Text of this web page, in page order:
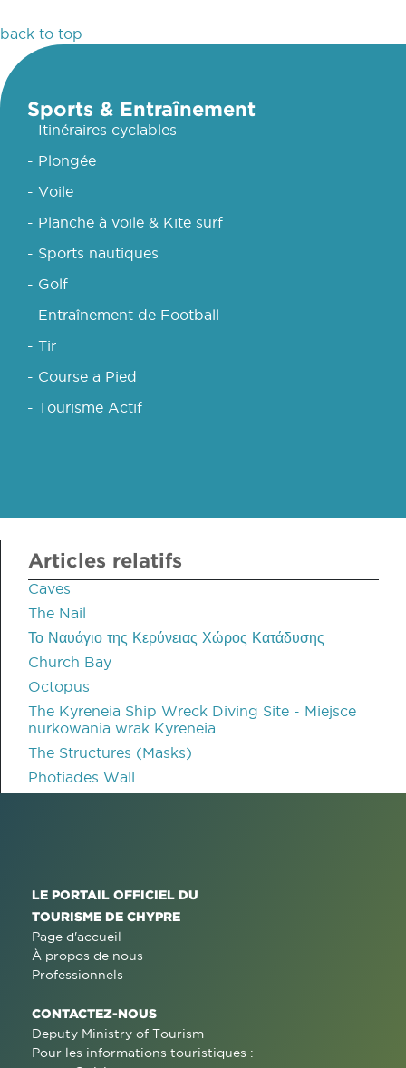
back to top
Sports & Entraînement
- Itinéraires cyclables
- Plongée
- Voile
- Planche à voile & Kite surf
- Sports nautiques
- Golf
- Entraînement de Football
- Tir
- Course a Pied
- Tourisme Actif
Articles relatifs
Caves
The Nail
Το Ναυάγιο της Κερύνειας Χώρος Κατάδυσης
Church Bay
Octopus
The Kyreneia Ship Wreck Diving Site - Miejsce
nurkowania wrak Kyreneia
The Structures (Masks)
Photiades Wall
LE PORTAIL OFFICIEL DU
TOURISME DE CHYPRE
Page d'accueil
À propos de nous
Professionnels
CONTACTEZ-NOUS
Deputy Ministry of Tourism
Pour les informations touristiques :